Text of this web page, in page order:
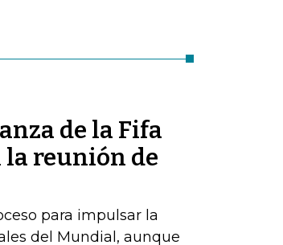
de la Fifa
reunión de
para impulsar la
del Mundial, aunque